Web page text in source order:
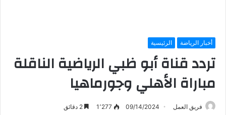
أخبار الرياضة الرئيسية
تردد قناة أبو ظبي الرياضية الناقلة
مباراة الأهلي وجورماهيا
فريق العمل 09/14/2024 1٬277